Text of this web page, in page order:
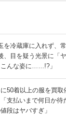
を冷蔵庫に入れず
、目を疑う光景に「
こんな姿に……!?」
50着以上の服を買
払いまで何日か待
段はヤバすぎ」